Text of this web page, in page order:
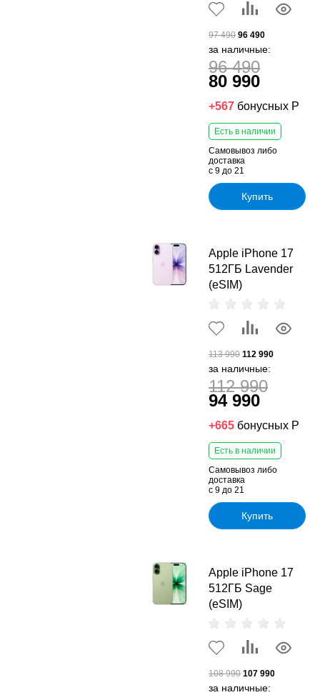
97 490 96 490
за наличные:
96 490
80 990
+567 бонусных Р
Есть в наличии
Самовывоз либо
доставка
с 9 до 21
Купить
Apple iPhone 17
512ГБ Lavender
(eSIM)
113 990 112 990
за наличные:
112 990
94 990
+665 бонусных Р
Есть в наличии
Самовывоз либо
доставка
с 9 до 21
Купить
Apple iPhone 17
512ГБ Sage
(eSIM)
108 990 107 990
за наличные: